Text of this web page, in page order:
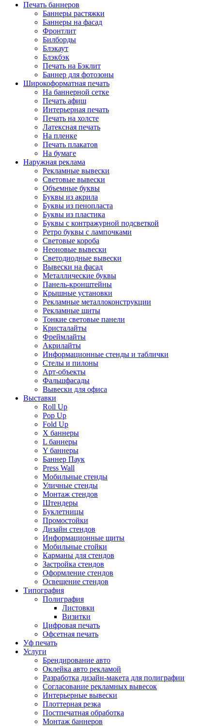
Печать баннеров
Баннеры растяжки
Баннеры на фасад
Фронтлит
Билборды
Блэкаут
Блэкбэк
Печать на Бэклит
Баннер для фотозоны
Широкоформатная печать
На баннерной сетке
Печать афиш
Интерьерная печать
Печать на холсте
Латексная печать
На пленке
Печать плакатов
На бумаге
Наружная реклама
Рекламные вывески
Световые вывески
Объемные буквы
Буквы из акрила
Буквы из пенопласта
Буквы из пластика
Буквы с контражурной подсветкой
Ретро буквы с лампочками
Световые короба
Неоновые вывески
Светодиодные вывески
Вывески на фасад
Металлические буквы
Панель-кронштейны
Крышные установки
Рекламные металлоконструкции
Рекламные щиты
Тонкие световые панели
Кристалайты
Фреймлайты
Акрилайты
Информационные стенды и таблички
Стелы и пилоны
Арт-объекты
Фальшфасады
Вывески для офиса
Выставки
Roll Up
Pop Up
Fold Up
Х баннеры
L баннеры
Y баннеры
Баннер Паук
Press Wall
Мобильные стенды
Уличные стенды
Монтаж стендов
Штендеры
Буклетницы
Промостойки
Дизайн стендов
Информационные щиты
Мобильные стойки
Карманы для стендов
Застройка стендов
Оформление стендов
Освещение стендов
Типография
Полиграфия
Листовки
Визитки
Цифровая печать
Офсетная печать
Уф печать
Услуги
Брендирование авто
Оклейка авто рекламой
Разработка дизайн-макета для полиграфии
Согласование рекламных вывесок
Интерьерные вывески
Плоттерная резка
Постпечатная обработка
Монтаж баннеров